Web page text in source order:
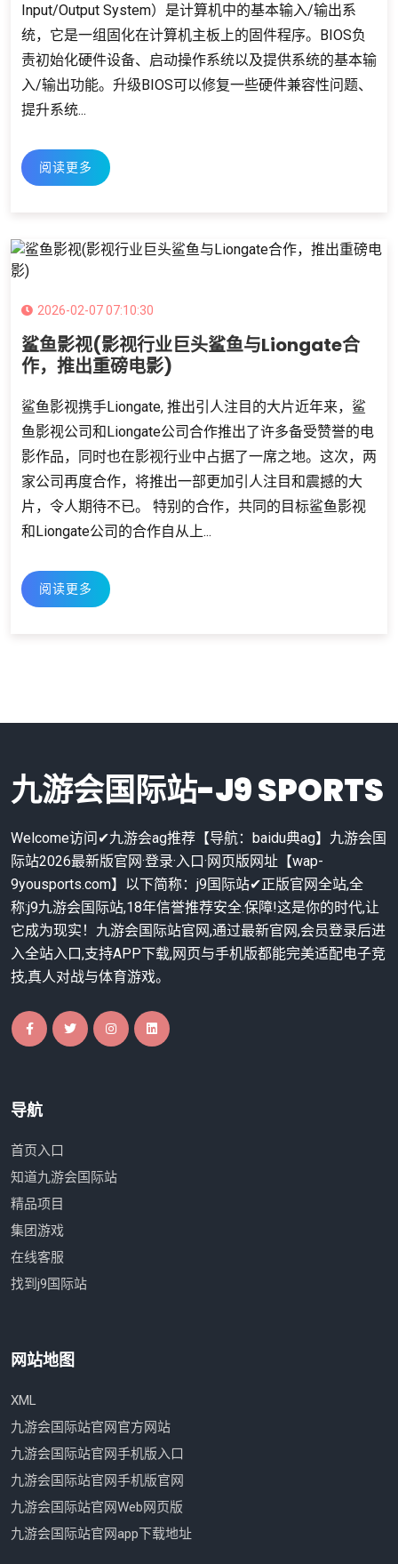
Input/Output System）是计算机中的基本输入/输出系
统，它是一组固化在计算机主板上的固件程序。BIOS负
责初始化硬件设备、启动操作系统以及提供系统的基本输
入/输出功能。升级BIOS可以修复一些硬件兼容性问题、
提升系统...
阅读更多
2026-02-07 07:10:30
鲨鱼影视(影视行业巨头鲨鱼与Liongate合
作，推出重磅电影)
鲨鱼影视携手Liongate, 推出引人注目的大片近年来，鲨
鱼影视公司和Liongate公司合作推出了许多备受赞誉的电
影作品，同时也在影视行业中占据了一席之地。这次，两
家公司再度合作，将推出一部更加引人注目和震撼的大
片，令人期待不已。 特别的合作，共同的目标鲨鱼影视
和Liongate公司的合作自从上...
阅读更多
九游会国际站-J9 SPORTS
Welcome访问✔九游会ag推荐【导航：baidu典ag】九游会国
际站2026最新版官网·登录·入口·网页版网址【wap-
9yousports.com】以下简称：j9国际站✔正版官网全站,全
称:j9九游会国际站,18年信誉推荐安全.保障!这是你的时代,让
它成为现实！九游会国际站官网,通过最新官网,会员登录后进
入全站入口,支持APP下载,网页与手机版都能完美适配电子竞
技,真人对战与体育游戏。
导航
首页入口
知道九游会国际站
精品项目
集团游戏
在线客服
找到j9国际站
网站地图
XML
九游会国际站官网官方网站
九游会国际站官网手机版入口
九游会国际站官网手机版官网
九游会国际站官网Web网页版
九游会国际站官网app下载地址